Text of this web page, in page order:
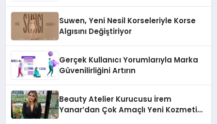
Suwen, Yeni Nesil Korseleriyle Korse
Algısını Değiştiriyor
Gerçek Kullanıcı Yorumlarıyla Marka
Güvenilirliğini Artırın
Beauty Atelier Kurucusu İrem
Yanar’dan Çok Amaçlı Yeni Kozmetik